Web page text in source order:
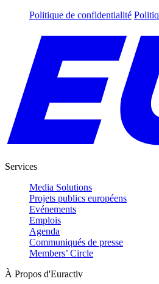
Politique de confidentialité
Services
Media Solutions
Projets publics européens
Evénements
Emplois
Agenda
Communiqués de presse
Members’ Circle
À Propos d'Euractiv